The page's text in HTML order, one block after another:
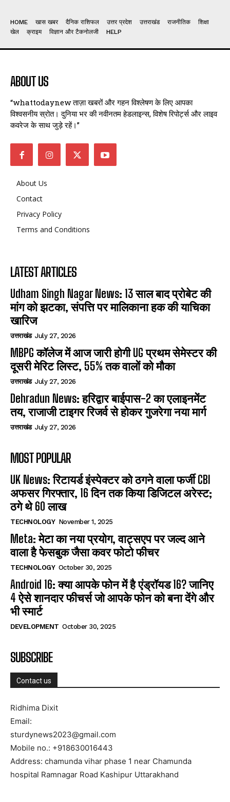
HOME खास खबर दैनिक राशिफल उत्तर प्रदेश उत्तराखंड राजनीतिक
शिक्षा
खेल
क्राइम विज्ञान और टैकनोलजी HELP
ABOUT US
“whattodaynew ताज़ा खबरों और गहन विश्लेषण के लिए आपका
विश्वसनीय स्रोत। दुनिया भर की नवीनतम हेडलाइन्स, विशेष रिपोर्ट्स और लाइव
कवरेज के साथ जुड़े रहें।”
About Us
Contact
Privacy Policy
Terms and Conditions
LATEST ARTICLES
Udham Singh Nagar News: 13 साल बाद प्रोबेट की
मांग को झटका, संपत्ति पर मालिकाना हक की याचिका
खारिज
उत्तराखंड July 27, 2026
MBPG कॉलेज में आज जारी होगी UG प्रथम सेमेस्टर की
दूसरी मेरिट लिस्ट, 55% तक वालों को मौका
उत्तराखंड July 27, 2026
Dehradun News: हरिद्वार बाईपास-2 का एलाइनमेंट
तय, राजाजी टाइगर रिजर्व से होकर गुजरेगा नया मार्ग
उत्तराखंड July 27, 2026
MOST POPULAR
UK News: रिटायर्ड इंस्पेक्टर को ठगने वाला फर्जी CBI
अफसर गिरफ्तार, 16 दिन तक किया डिजिटल अरेस्ट;
ठगे थे 60 लाख
TECHNOLOGY November 1, 2025
Meta: मेटा का नया प्रयोग, वाट्सएप पर जल्द आने
वाला है फेसबुक जैसा कवर फोटो फीचर
TECHNOLOGY October 30, 2025
Android 16: क्या आपके फोन में है एंड्रॉयड 16? जानिए
4 ऐसे शानदार फीचर्स जो आपके फोन को बना देंगे और
भी स्मार्ट
DEVELOPMENT October 30, 2025
SUBSCRIBE
Contact us
Ridhima Dixit
Email:
sturdynews2023@gmail.com
Mobile no.: +918630016443
Address: chamunda vihar phase 1 near Chamunda
hospital Ramnagar Road Kashipur Uttarakhand